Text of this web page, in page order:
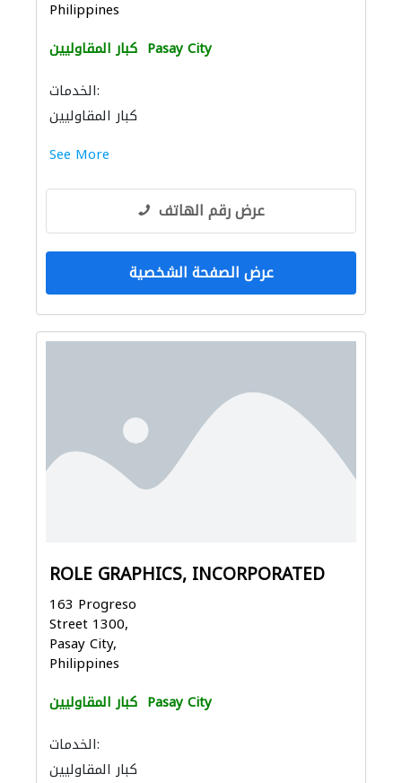
Philippines
كبار المقاوليين Pasay City
الخدمات:
كبار المقاوليين
See More
عرض رقم الهاتف
عرض الصفحة الشخصية
ROLE GRAPHICS, INCORPORATED
163 Progreso
Street 1300,
Pasay City,
Philippines
كبار المقاوليين Pasay City
الخدمات:
كبار المقاوليين